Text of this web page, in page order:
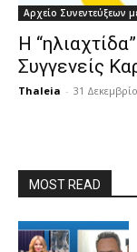
Αρχείο Συνεντεύξεων
Η
Συγγενείς
Thaleia - 31
MOST READ